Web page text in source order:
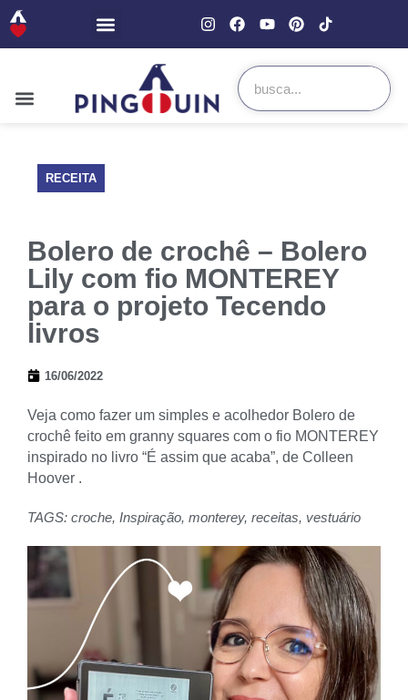
RECEITA
Bolero de crochê – Bolero
Lily com fio MONTEREY
para o projeto Tecendo
livros
16/06/2022
Veja como fazer um simples e acolhedor Bolero de
crochê feito em granny squares com o fio MONTEREY
inspirado no livro “É assim que acaba”, de Colleen
Hoover .
TAGS: croche, Inspiração, monterey, receitas, vestuário